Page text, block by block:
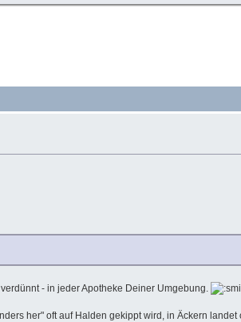
- in jeder Apotheke Deiner Umgebung.
her" oft auf Halden gekippt wird, in Äckern